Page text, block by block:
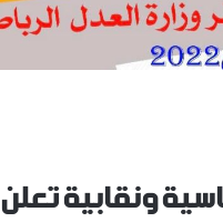
ونقابية تعلن